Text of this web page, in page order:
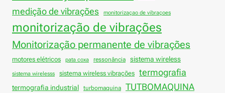
medição de vibrações monitorizaçao de vibraçoes
monitorização de vibrações
Monitorização permanente de vibrações
motores elétricos pata coxa ressonância sistema wireless
sistema wirelesss sistema wireless vibrações termografia
termografia industrial turbomaquina TUTBOMAQUINA